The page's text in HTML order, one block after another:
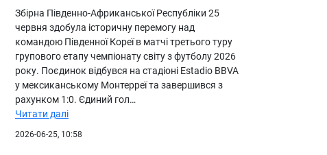
Збірна Південно-Африканської Республіки 25
червня здобула історичну перемогу над
командою Південної Кореї в матчі третього туру
групового етапу чемпіонату світу з футболу 2026
року. Поєдинок відбувся на стадіоні Estadio BBVA
у мексиканському Монтерреї та завершився з
рахунком 1:0. Єдиний гол…
Читати далі
2026-06-25, 10:58